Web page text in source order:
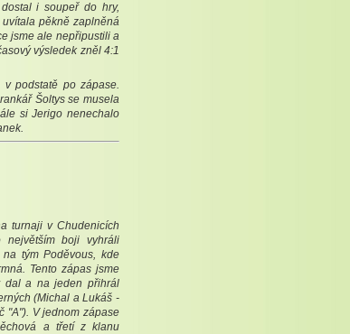
i soupeř do hry,
pěkně zaplněná
jsme ale nepřipustili a
výsledek zněl 4:1
podstatě po zápase.
Šoltys se musela
si Jerigo nenechalo
turnaji v Chudenicích
boji vyhráli
tým Poděvous, kde
Tento zápas jsme
dal a na jeden přihrál
(Michal a Lukáš -
"A"). V jednom zápase
a třetí z klanu